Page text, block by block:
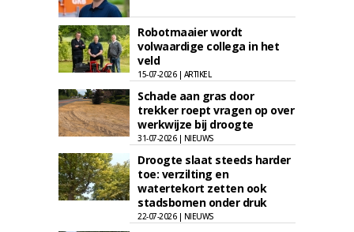
Robotmaaier wordt
volwaardige collega in het
veld
15-07-2026 | ARTIKEL
Schade aan gras door
trekker roept vragen op over
werkwijze bij droogte
31-07-2026 | NIEUWS
Droogte slaat steeds harder
toe: verzilting en
watertekort zetten ook
stadsbomen onder druk
22-07-2026 | NIEUWS